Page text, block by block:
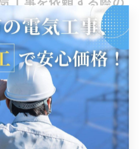
メリットと選び方
業者を選ぶメリットは、迅速な対
の充実にあります。地元愛知県豊
域事情をよく知る業者が多く、建
た施工が可能です。例えば、地元
まえた工事提案や、緊急時の素早